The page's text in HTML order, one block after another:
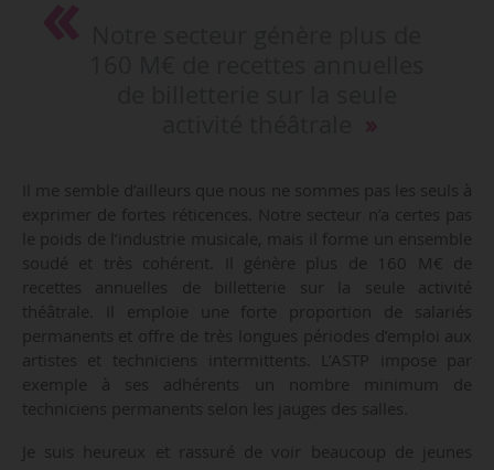
Il me semble d’ailleurs que nous ne sommes pas les seuls à
exprimer de fortes réticences. Notre secteur n’a certes pas
le poids de l’industrie musicale, mais il forme un ensemble
soudé et très cohérent. Il génère plus de 160 M€ de
recettes annuelles de billetterie sur la seule activité
théâtrale. Il emploie une forte proportion de salariés
permanents et offre de très longues périodes d’emploi aux
artistes et techniciens intermittents. L’ASTP impose par
exemple à ses adhérents un nombre minimum de
techniciens permanents selon les jauges des salles.
Je suis heureux et rassuré de voir beaucoup de jeunes